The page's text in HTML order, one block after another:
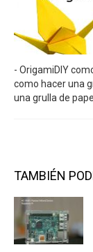
- OrigamiDIY
como hacer una
una grulla de
TAMBIÉN